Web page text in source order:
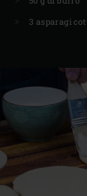
3 asparagi